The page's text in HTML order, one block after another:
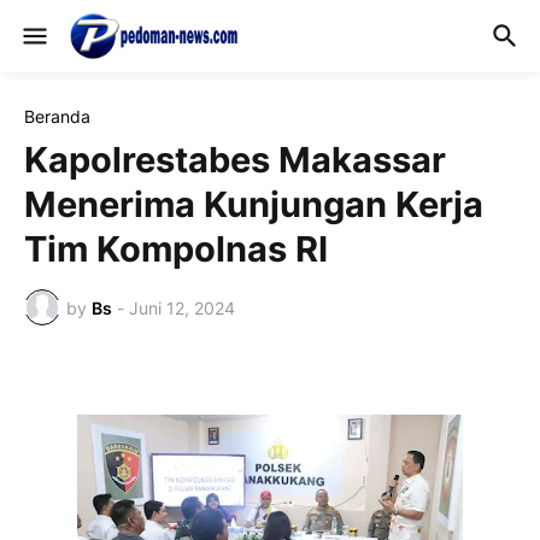
Beranda
Kapolrestabes Makassar
Menerima Kunjungan Kerja
Tim Kompolnas RI
by Bs - Juni 12, 2024